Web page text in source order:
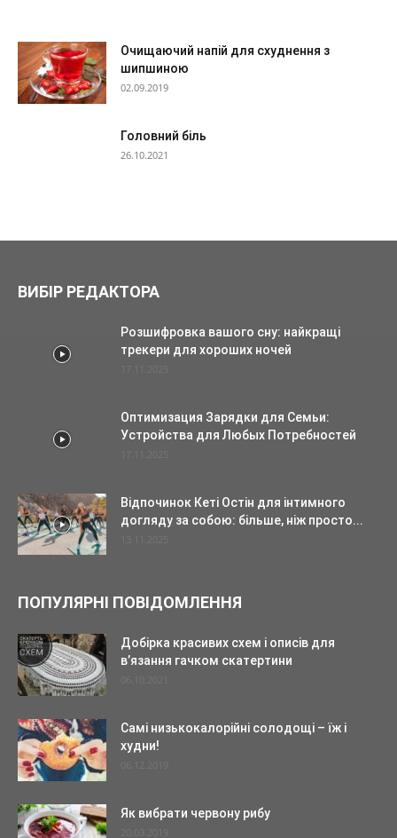
Очищаючий напій для схуднення з
шипшиною
02.09.2019
Головний біль
26.10.2021
ВИБІР РЕДАКТОРА
Розшифровка вашого сну: найкращі
трекери для хороших ночей
Оптимизация Зарядки для Семьи:
Устройства для Любых Потребностей
Відпочинок Кеті Остін для інтимного
догляду за собою: більше, ніж просто...
ПОПУЛЯРНІ ПОВІДОМЛЕННЯ
Добірка красивих схем і описів для
в’язання гачком скатертини
Самі низькокалорійні солодощі – їж і
худни!
Як вибрати червону рибу